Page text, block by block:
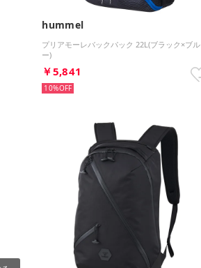
hummel
プリアモーレバックパック 22L(ブラック×ブル
ー)
￥5,841
10%